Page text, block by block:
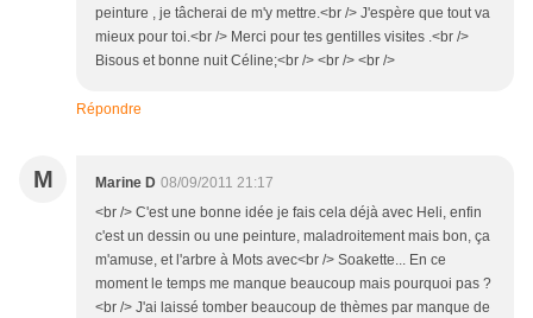
peinture , je tâcherai de m'y mettre.<br /> J'espère que tout va
mieux pour toi.<br /> Merci pour tes gentilles visites .<br />
Bisous et bonne nuit Céline;<br /> <br /> <br />
Répondre
M Marine D 08/09/2011 21:17
<br /> C'est une bonne idée je fais cela déjà avec Heli, enfin
c'est un dessin ou une peinture, maladroitement mais bon, ça
m'amuse, et l'arbre à Mots avec<br /> Soakette... En ce
moment le temps me manque beaucoup mais pourquoi pas ?
<br /> J'ai laissé tomber beaucoup de thèmes par manque de